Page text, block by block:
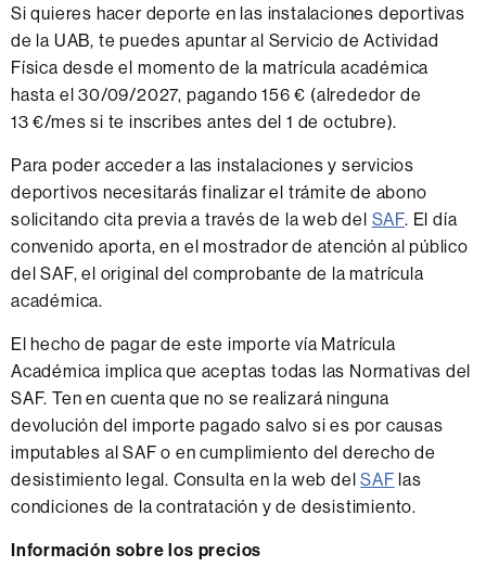
Si quieres hacer deporte en las instalaciones deportivas
de la UAB, te puedes apuntar al Servicio de Actividad
Física desde el momento de la matrícula académica
hasta el 30/09/2027, pagando 156 € (alrededor de
13 €/mes si te inscribes antes del 1 de octubre).
Para poder acceder a las instalaciones y servicios
deportivos necesitarás finalizar el trámite de abono
solicitando cita previa a través de la web del SAF. El día
convenido aporta, en el mostrador de atención al público
del SAF, el original del comprobante de la matrícula
académica.
El hecho de pagar de este importe vía Matrícula
Académica implica que aceptas todas las Normativas del
SAF. Ten en cuenta que no se realizará ninguna
devolución del importe pagado salvo si es por causas
imputables al SAF o en cumplimiento del derecho de
desistimiento legal. Consulta en la web delSAF las
condiciones de la contratación y de desistimiento.
Información sobre los precios